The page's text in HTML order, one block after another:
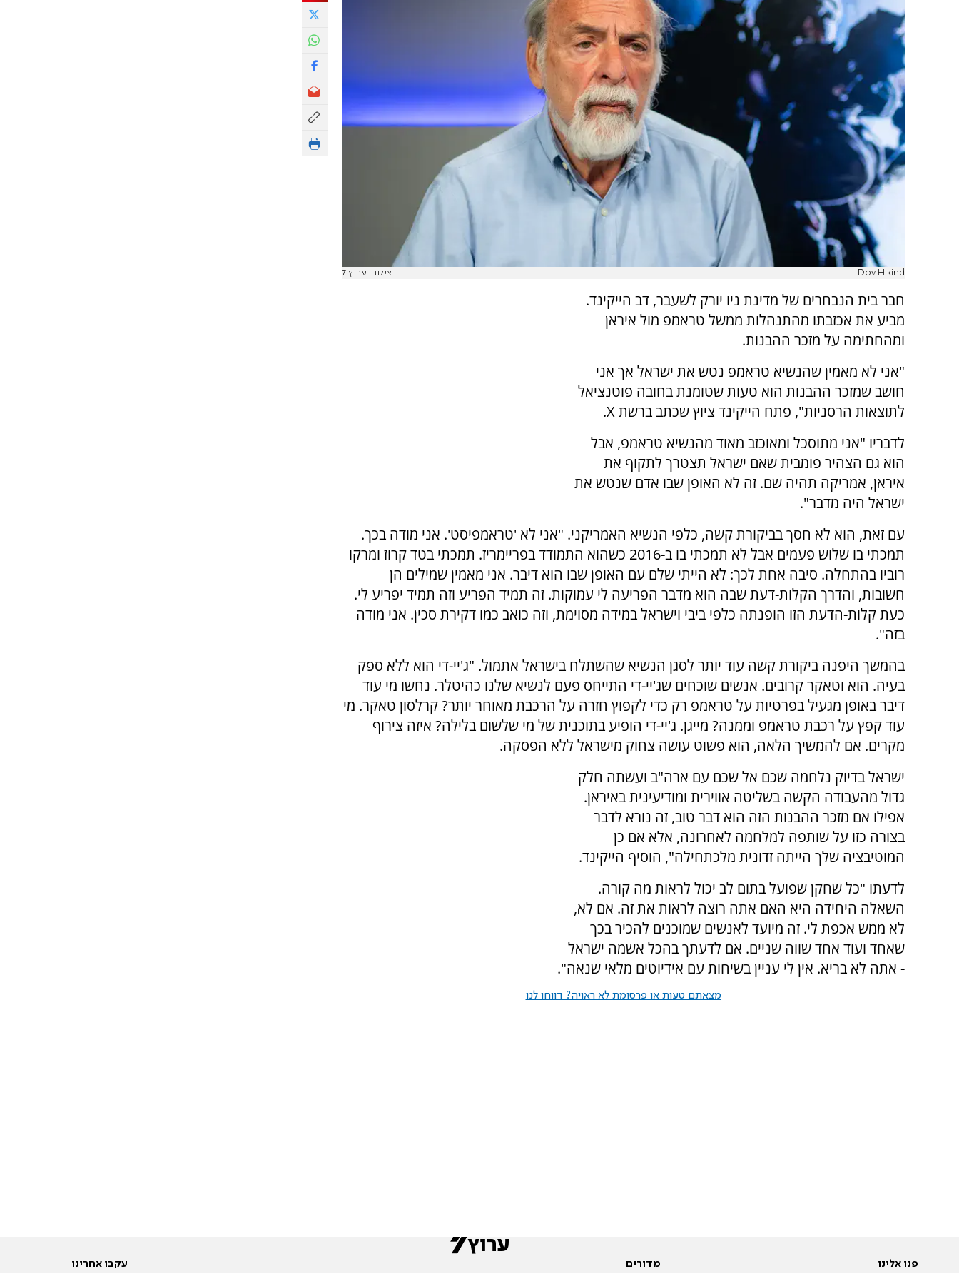
Dov Hikind צילום: ערוץ 7
חבר בית הנבחרים של מדינת ניו יורק לשעבר, דב הייקינד.
מביע את אכזבתו מהתנהלות ממשל טראמפ מול איראן
ומהחתימה על מזכר ההבנות.
"אני לא מאמין שהנשיא טראמפ נטש את ישראל אך אני
חושב שמזכר ההבנות הוא טעות שטומנת בחובה פוטנציאל
לתוצאות הרסניות", פתח הייקינד ציוץ שכתב ברשת X.
לדבריו "אני מתוסכל ומאוכזב מאוד מהנשיא טראמפ, אבל
הוא גם הצהיר פומבית שאם ישראל תצטרך לתקוף את
איראן, אמריקה תהיה שם. זה לא האופן שבו אדם שנטש את
ישראל היה מדבר".
עם זאת, הוא לא חסך בביקורת קשה, כלפי הנשיא האמריקני. "אני לא 'טראמפיסט'. אני מודה בכך.
תמכתי בו שלוש פעמים אבל לא תמכתי בו ב-2016 כשהוא התמודד בפריימריז. תמכתי בטד קרוז ומרקו
רוביו בהתחלה. סיבה אחת לכך: לא הייתי שלם עם האופן שבו הוא דיבר. אני מאמין שמילים הן
חשובות, והדרך הקלות-דעת שבה הוא מדבר הפריעה לי עמוקות. זה תמיד הפריע וזה תמיד יפריע לי.
כעת קלות-הדעת הזו הופנתה כלפי ביבי וישראל במידה מסוימת, וזה כואב כמו דקירת סכין. אני מודה
בזה".
בהמשך היפנה ביקורת קשה עוד יותר לסגן הנשיא שהשתלח בישראל אתמול. "ג'יי-די הוא ללא ספק
בעיה. הוא וטאקר קרובים. אנשים שוכחים שג'יי-די התייחס פעם לנשיא שלנו כהיטלר. נחשו מי עוד
דיבר באופן מגעיל בפרטיות על טראמפ רק כדי לקפוץ חזרה על הרכבת מאוחר יותר? קרלסון טאקר. מי
עוד קפץ על רכבת טראמפ וממנה? מייגן. ג'יי-די הופיע בתוכנית של מי שלשום בלילה? איזה צירוף
מקרים. אם להמשיך הלאה, הוא פשוט עושה צחוק מישראל ללא הפסקה.
ישראל בדיוק נלחמה שכם אל שכם עם ארה"ב ועשתה חלק
גדול מהעבודה הקשה בשליטה אווירית ומודיעינית באיראן.
אפילו אם מזכר ההבנות הזה הוא דבר טוב, זה נורא לדבר
בצורה כזו על שותפה למלחמה לאחרונה, אלא אם כן
המוטיבציה שלך הייתה זדונית מלכתחילה", הוסיף הייקינד.
לדעתו "כל שחקן שפועל בתום לב יכול לראות מה קורה.
השאלה היחידה היא האם אתה רוצה לראות את זה. אם לא,
לא ממש אכפת לי. זה מיועד לאנשים שמוכנים להכיר בכך
שאחד ועוד אחד שווה שניים. אם לדעתך בהכל אשמה ישראל
- אתה לא בריא. אין לי עניין בשיחות עם אידיוטים מלאי שנאה".
מצאתם טעות או פרסומת לא ראויה? דווחו לנו
פנו אלינו מדורים עקבו אחרינו